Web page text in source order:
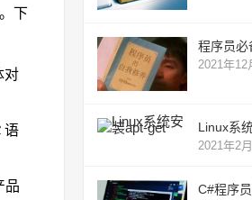
下
对
语
品
程序员必
2021年12
Linux系
2021年2
C#程序